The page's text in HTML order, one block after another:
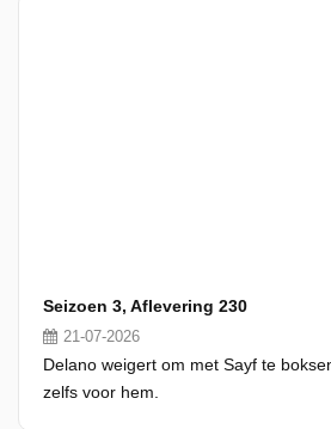
Seizoen 3, Aflevering 230
21-07-2026
Delano weigert om met Sayf te
zelfs voor hem.